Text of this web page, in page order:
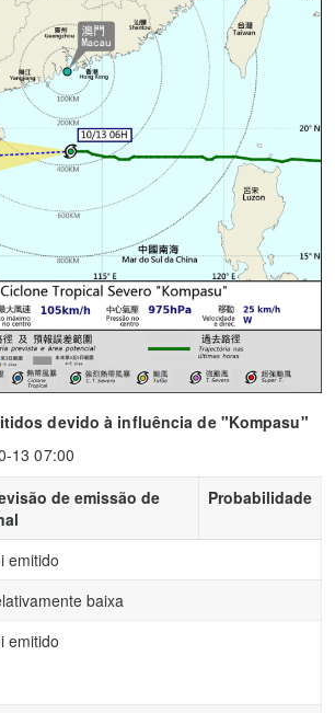
devido à influência de "Kompasu"
13 07:00
de emissão de
Probabilidade
emitido
baixa
emitido